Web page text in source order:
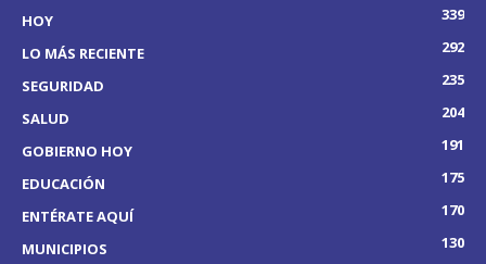
HOY
339
LO MÁS RECIENTE
292
SEGURIDAD
235
SALUD
204
GOBIERNO HOY
191
EDUCACIÓN
175
ENTÉRATE AQUÍ
170
MUNICIPIOS
130